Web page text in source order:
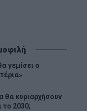
γεμίσει ο
θα κυριαρχήσουν
το 2030;